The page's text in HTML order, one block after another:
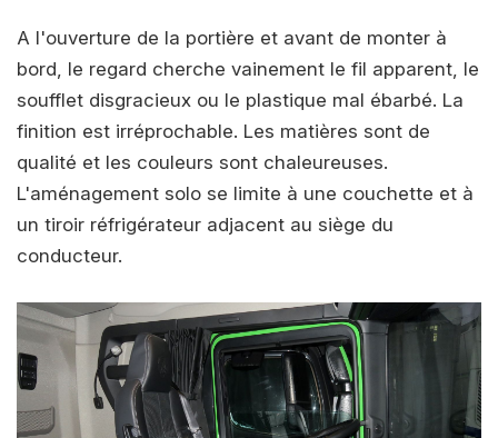
A l'ouverture de la portière et avant de monter à
bord, le regard cherche vainement le fil apparent, le
soufflet disgracieux ou le plastique mal ébarbé. La
finition est irréprochable. Les matières sont de
qualité et les couleurs sont chaleureuses.
L'aménagement solo se limite à une couchette et à
un tiroir réfrigérateur adjacent au siège du
conducteur.